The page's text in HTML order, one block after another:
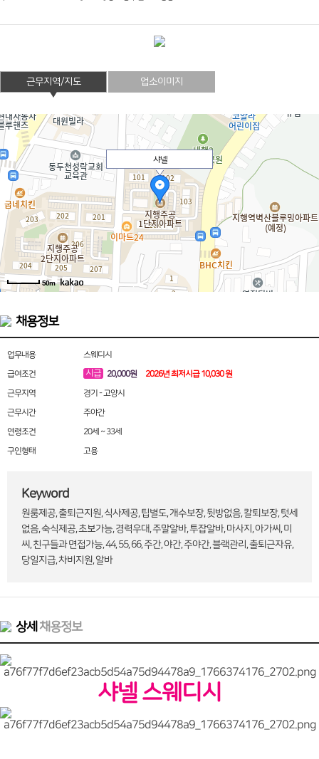
근무지역/지도 업소이미지
샤넬
50m
채용정보
업무내용
스웨디시
급여조건
시급 20,000원
2026년 최저시급 10,030 원
근무지역
경기 - 고양시
근무시간
주야간
연령조건
20세 ~ 33세
구인형태
고용
Keyword
원룸제공, 출퇴근지원, 식사제공, 팁별도, 개수보장, 뒷방없음, 칼퇴보장, 텃세
없음, 숙식제공, 초보가능, 경력우대, 주말알바, 투잡알바, 마사지, 아가씨, 미
씨, 친구들과 면접가능, 44, 55, 66, 주간, 야간, 주야간, 블랙관리, 출퇴근자유,
당일지급, 차비지원, 알바
상세 채용정보
샤넬 스웨디시